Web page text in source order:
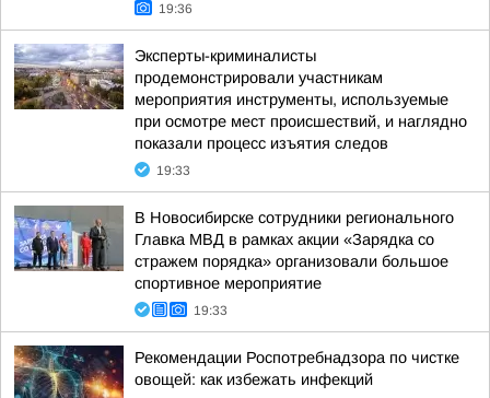
19:36
Эксперты-криминалисты
продемонстрировали участникам
мероприятия инструменты, используемые
при осмотре мест происшествий, и наглядно
показали процесс изъятия следов
19:33
В Новосибирске сотрудники регионального
Главка МВД в рамках акции «Зарядка со
стражем порядка» организовали большое
спортивное мероприятие
19:33
Рекомендации Роспотребнадзора по чистке
овощей: как избежать инфекций